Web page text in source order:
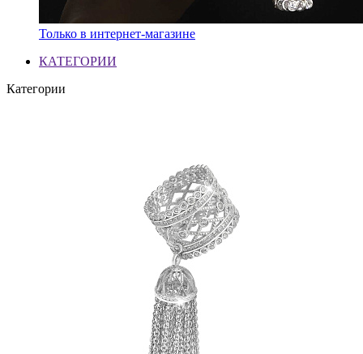
Только в интернет-магазине
КАТЕГОРИИ
Категории